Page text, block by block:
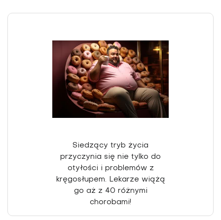
Siedzący tryb życia
przyczynia się nie tylko do
otyłości i problemów z
kręgosłupem. Lekarze wiążą
go aż z 40 różnymi
chorobami!